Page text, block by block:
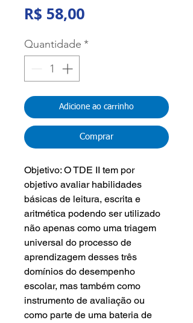
R$ 58,00Preço
Quantidade *
Adicione ao carrinho
Comprar
Objetivo: O TDE II tem por
objetivo avaliar habilidades
básicas de leitura, escrita e
aritmética podendo ser utilizado
não apenas como uma triagem
universal do processo de
aprendizagem desses três
domínios do desempenho
escolar, mas também como
instrumento de avaliação ou
como parte de uma bateria de